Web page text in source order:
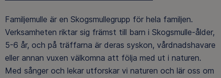
Familjemulle är en Skogsmullegrupp för hela familjen.
Verksamheten riktar sig främst till barn i Skogsmulle-ålder,
5-6 år, och på träffarna är deras syskon, vårdnadshavare
eller annan vuxen välkomna att följa med ut i naturen.
Med sånger och lekar utforskar vi naturen och lär oss om